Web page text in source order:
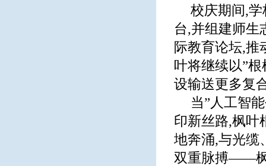
校庆期间,
台,并组建师生
际教育论坛,推
叶将继续以”
设输送更多复
当”人工智
印新丝路,枫叶
地奔涌,与光缆
双重脉搏——枫